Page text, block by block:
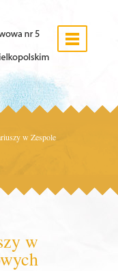
w Zespole
w